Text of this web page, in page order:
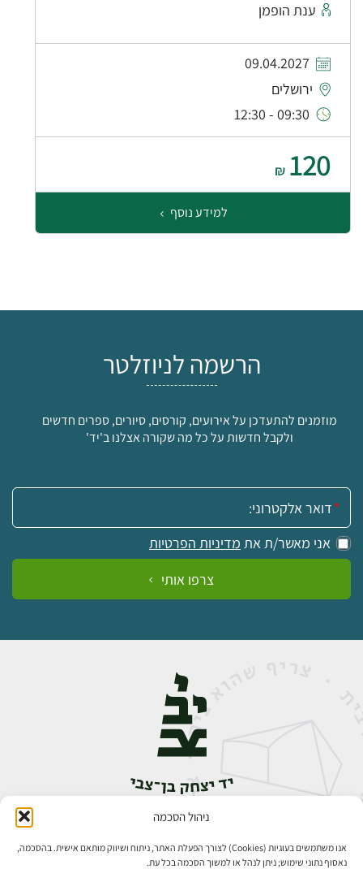
ניהול הסכמה
אנו משתמשים בעוגיות (Cookies) לצורך הפעלת האתר, ניתוח ושיווק מותאם אישית. בהסכמה,
נאסוף נתוני שימוש; ניתן לנהל או למשוך הסכמה בכל עת.
ענת הופמן
09.04.2027
ירושלים
09:30 - 12:30
120
₪
למידע נוסף
הרשמה לניוזלטר
מוזמנים להתעדכן על אירועים, קורסים, סיורים, ספרים חדשים
ולקבל חדשות על כל מה שקורה אצלנו ב'יד'
אימייל:
אני מאשר/ת את מדיניות הפרטיות
צרפו אותי
אבן גבירול 14, רחביה, ירושלים